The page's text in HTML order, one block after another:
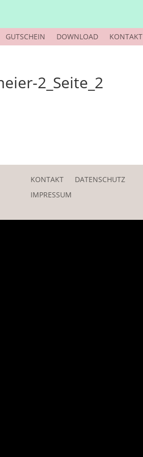
GUTSCHEIN DOWNLOAD KONTAKT
2_Seite_2
KONTAKT
DATENSCHUTZ
IMPRESSUM